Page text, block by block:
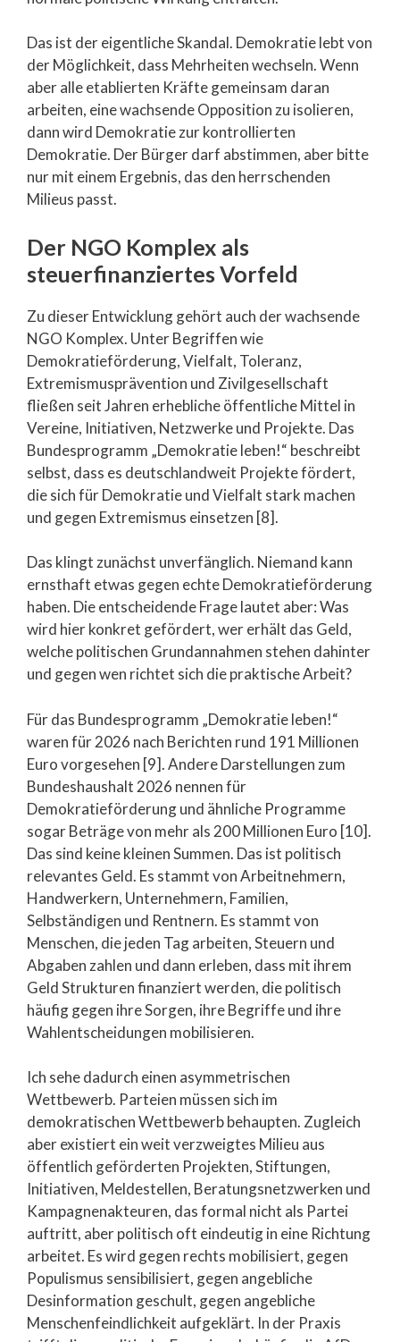
Das ist der eigentliche Skandal. Demokratie lebt von
der Möglichkeit, dass Mehrheiten wechseln. Wenn
aber alle etablierten Kräfte gemeinsam daran
arbeiten, eine wachsende Opposition zu isolieren,
dann wird Demokratie zur kontrollierten
Demokratie. Der Bürger darf abstimmen, aber bitte
nur mit einem Ergebnis, das den herrschenden
Milieus passt.
Der NGO Komplex als
steuerfinanziertes Vorfeld
Zu dieser Entwicklung gehört auch der wachsende
NGO Komplex. Unter Begriffen wie
Demokratieförderung, Vielfalt, Toleranz,
Extremismusprävention und Zivilgesellschaft
fließen seit Jahren erhebliche öffentliche Mittel in
Vereine, Initiativen, Netzwerke und Projekte. Das
Bundesprogramm „Demokratie leben!“ beschreibt
selbst, dass es deutschlandweit Projekte fördert,
die sich für Demokratie und Vielfalt stark machen
und gegen Extremismus einsetzen [8].
Das klingt zunächst unverfänglich. Niemand kann
ernsthaft etwas gegen echte Demokratieförderung
haben. Die entscheidende Frage lautet aber: Was
wird hier konkret gefördert, wer erhält das Geld,
welche politischen Grundannahmen stehen dahinter
und gegen wen richtet sich die praktische Arbeit?
Für das Bundesprogramm „Demokratie leben!“
waren für 2026 nach Berichten rund 191 Millionen
Euro vorgesehen [9]. Andere Darstellungen zum
Bundeshaushalt 2026 nennen für
Demokratieförderung und ähnliche Programme
sogar Beträge von mehr als 200 Millionen Euro [10].
Das sind keine kleinen Summen. Das ist politisch
relevantes Geld. Es stammt von Arbeitnehmern,
Handwerkern, Unternehmern, Familien,
Selbständigen und Rentnern. Es stammt von
Menschen, die jeden Tag arbeiten, Steuern und
Abgaben zahlen und dann erleben, dass mit ihrem
Geld Strukturen finanziert werden, die politisch
häufig gegen ihre Sorgen, ihre Begriffe und ihre
Wahlentscheidungen mobilisieren.
Ich sehe dadurch einen asymmetrischen
Wettbewerb. Parteien müssen sich im
demokratischen Wettbewerb behaupten. Zugleich
aber existiert ein weit verzweigtes Milieu aus
öffentlich geförderten Projekten, Stiftungen,
Initiativen, Meldestellen, Beratungsnetzwerken und
Kampagnenakteuren, das formal nicht als Partei
auftritt, aber politisch oft eindeutig in eine Richtung
arbeitet. Es wird gegen rechts mobilisiert, gegen
Populismus sensibilisiert, gegen angebliche
Desinformation geschult, gegen angebliche
Menschenfeindlichkeit aufgeklärt. In der Praxis